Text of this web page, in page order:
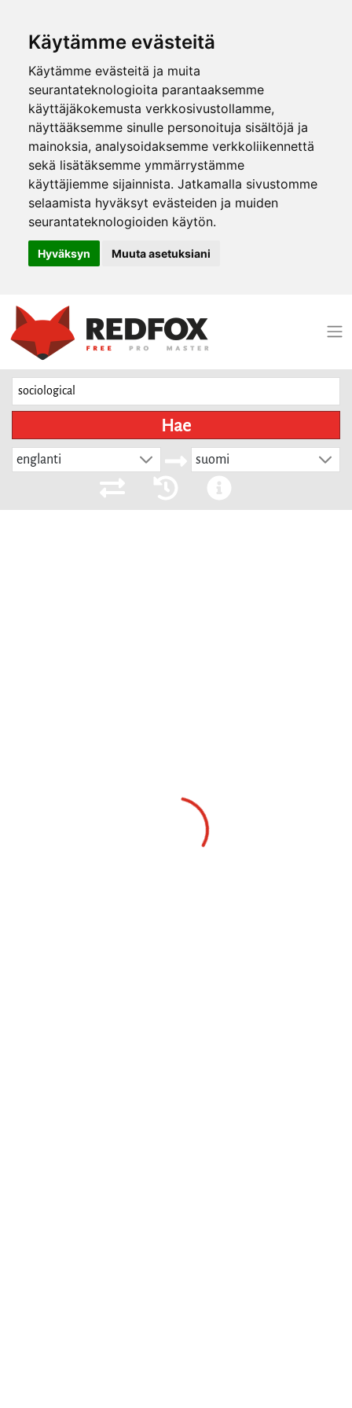
Käytämme evästeitä
Käytämme evästeitä ja muita
seurantateknologioita parantaaksemme
käyttäjäkokemusta verkkosivustollamme,
näyttääksemme sinulle personoituja sisältöjä ja
mainoksia, analysoidaksemme verkkoliikennettä
sekä lisätäksemme ymmärrystämme
käyttäjiemme sijainnista. Jatkamalla sivustomme
selaamista hyväksyt evästeiden ja muiden
seurantateknologioiden käytön.
Hyväksyn Muuta asetuksiani
Hae
englanti suomi